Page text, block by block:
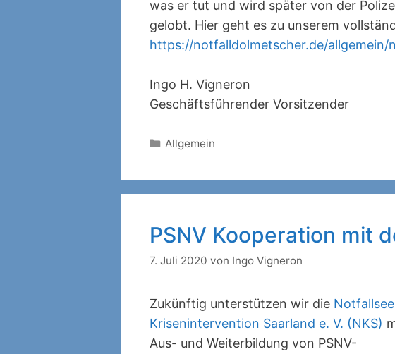
was er tut und wird später von der
gelobt. Hier geht es zu unserem
https://notfalldolmetscher.de/
Ingo H. Vigneron
Geschäftsführender Vorsitzender
Kategorien
Allgemein
PSNV Kooperation mit
7. Juli 2020 von Ingo Vigneron
Zukünftig unterstützen wir die
Krisenintervention Saarland e. V. (NKS)
Aus- und Weiterbildung von PSNV-